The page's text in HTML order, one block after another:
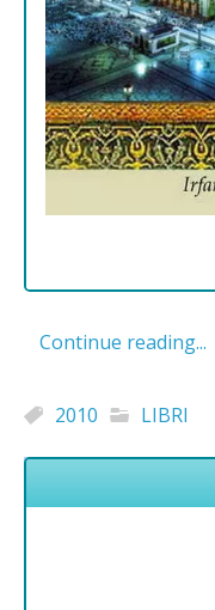
Continue reading...
2010 LIBRI